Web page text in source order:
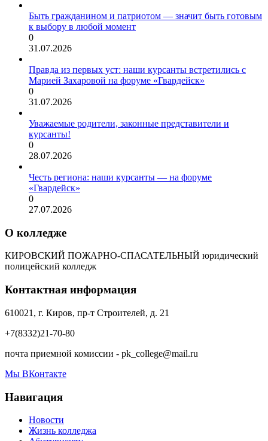
Быть гражданином и патриотом — значит быть готовым
к выбору в любой момент
0
31.07.2026
Правда из первых уст: наши курсанты встретились с
Марией Захаровой на форуме «Гвардейск»
0
31.07.2026
Уважаемые родители, законные представители и
курсанты!
0
28.07.2026
Честь региона: наши курсанты — на форуме
«Гвардейск»
0
27.07.2026
О колледже
КИРОВСКИЙ ПОЖАРНО-СПАСАТЕЛЬНЫЙ юридический
полицейский колледж
Контактная информация
610021, г. Киров, пр-т Строителей, д. 21
+7(8332)21-70-80
почта приемной комиссии - pk_college@mail.ru
Мы ВКонтакте
Навигация
Новости
Жизнь колледжа